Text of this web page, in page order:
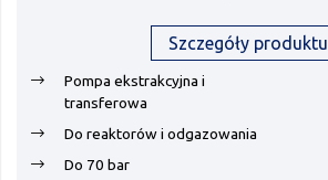
Szczegóły produktu
Pompa ekstrakcyjna i
transferowa
Do reaktorów i odgazowania
Do 70 bar